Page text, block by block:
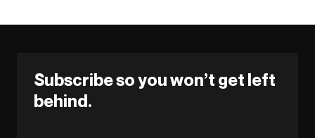
Subscribe so you won’t get left
behind.